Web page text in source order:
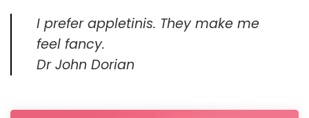
I prefer appletinis. They make me
feel fancy.
Dr John Dorian